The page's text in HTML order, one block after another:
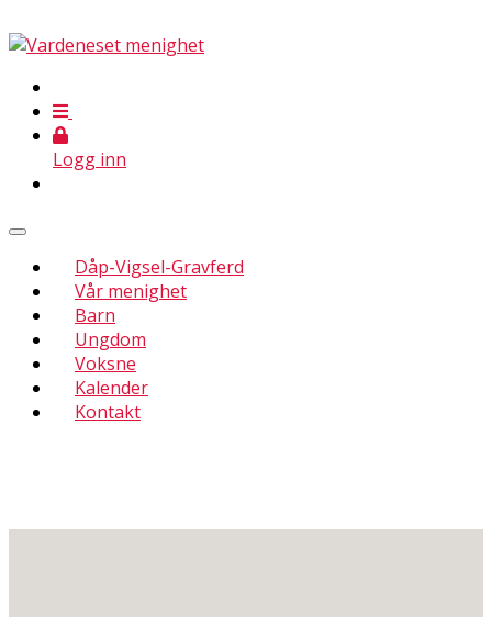
Logg inn
Dåp-Vigsel-Gravferd
Vår menighet
Barn
Ungdom
Voksne
Kalender
Kontakt